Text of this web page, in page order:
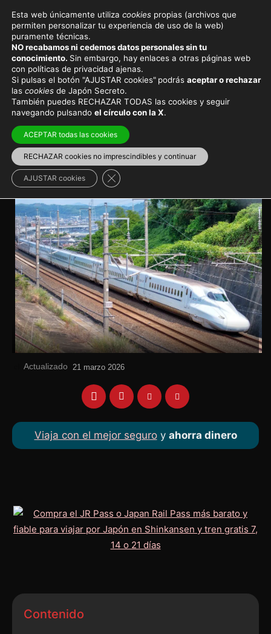
Viajar a Japón Destinos principales
Sanyō Shinkansen, la línea
de tren bala del oeste de
Japón
El tren de alta velocidad para viajar a Himeji, Kobe,
Hiroshima,
Japón básico Transporte en Japón
Actualizado 21 marzo 2026
Viaja con el mejor seguroy ahorra dinero
Contenido
Esta web únicamente utiliza cookies propias (archivos que
permiten personalizar tu experiencia de uso de la web)
puramente técnicas.
NO recabamos ni cedemos datos personales sin tu
conocimiento. Sin embargo, hay enlaces a otras páginas web
con políticas de privacidad ajenas.
Si pulsas el botón "AJUSTAR cookies" podrás aceptar o rechazar
las cookies de Japón Secreto.
También puedes RECHAZAR TODAS las cookies y seguir
navegando pulsando el círculo con la X.
ACEPTAR todas las cookies
RECHAZAR cookies no imprescindibles y continuar
AJUSTAR cookies Cerrar el banner de cookies RGPD